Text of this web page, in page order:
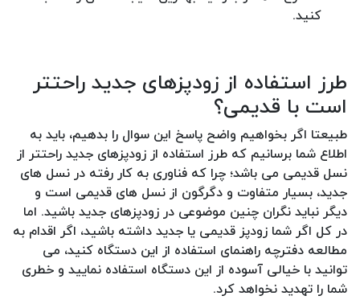
کنید.
طرز استفاده از زودپزهای جدید راحتتر
است با قدیمی؟
طبیعتا اگر بخواهیم واضح پاسخ این سوال را بدهیم، باید به
اطلاع شما برسانیم که طرز استفاده از زودپزهای جدید راحتتر از
نسل قدیمی می باشد؛ چرا که فناوری به کار رفته در نسل های
جدید، بسیار متفاوت و دگرگون از نسل های قدیمی است و
دیگر نباید نگران چنین موضوعی در زودپزهای جدید باشید. اما
در کل اگر شما زودپز قدیمی یا جدید داشته باشید، اگر اقدام به
مطالعه دفترچه راهنمای استفاده از این دستگاه کنید، می
توانید با خیالی آسوده از این دستگاه استفاده نمایید و خطری
شما را تهدید نخواهد کرد.